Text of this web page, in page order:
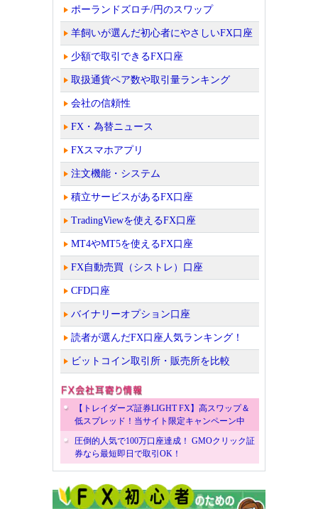
ポーランドズロチ/円のスワップ
羊飼いが選んだ初心者にやさしいFX口座
少額で取引できるFX口座
取扱通貨ペア数や取引量ランキング
会社の信頼性
FX・為替ニュース
FXスマホアプリ
注文機能・システム
積立サービスがあるFX口座
TradingViewを使えるFX口座
MT4やMT5を使えるFX口座
FX自動売買（シストレ）口座
CFD口座
バイナリーオプション口座
読者が選んだFX口座人気ランキング！
ビットコイン取引所・販売所を比較
【トレイダーズ証券LIGHT FX】高スワップ＆
低スプレッド！当サイト限定キャンペーン中
圧倒的人気で100万口座達成！ GMOクリック証
券なら最短即日で取引OK！